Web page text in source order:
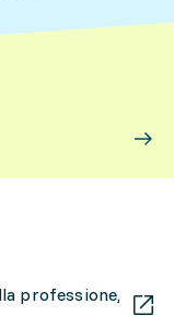
professione,